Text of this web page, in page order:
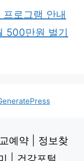
로그램 안내
500만원 벌기
예약
정보찾
건강포털